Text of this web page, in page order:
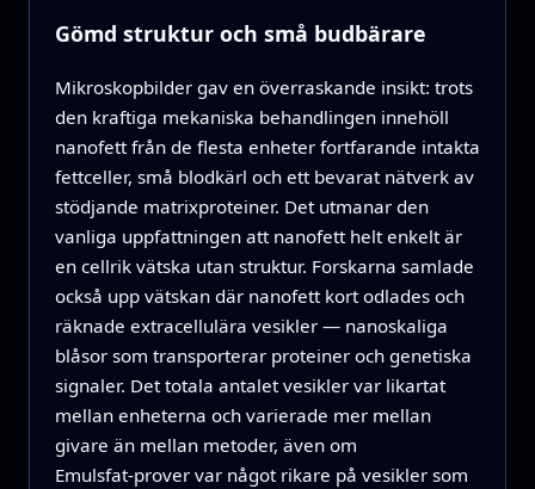
Gömd struktur och små budbärare
Mikroskopbilder gav en överraskande insikt: trots
den kraftiga mekaniska behandlingen innehöll
nanofett från de flesta enheter fortfarande intakta
fettceller, små blodkärl och ett bevarat nätverk av
stödjande matrixproteiner. Det utmanar den
vanliga uppfattningen att nanofett helt enkelt är
en cellrik vätska utan struktur. Forskarna samlade
också upp vätskan där nanofett kort odlades och
räknade extracellulära vesikler — nanoskaliga
blåsor som transporterar proteiner och genetiska
signaler. Det totala antalet vesikler var likartat
mellan enheterna och varierade mer mellan
givare än mellan metoder, även om
Emulsfat‑prover var något rikare på vesikler som